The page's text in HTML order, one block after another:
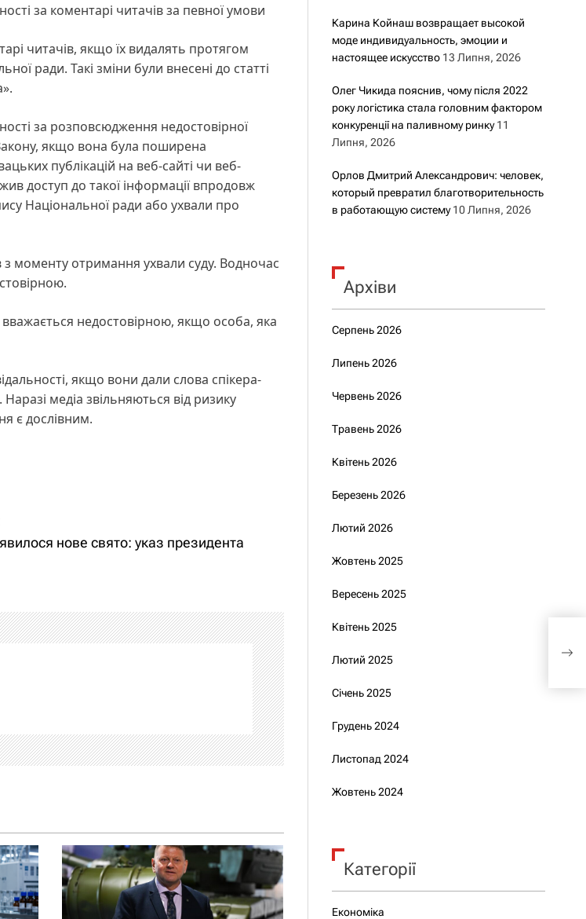
за коментарі читачів за певної умови
читачів, якщо їх видалять протягом
ради. Такі зміни були внесені до статті
за розповсюдження недостовірної
якщо вона була поширена
публікацій на веб-сайті чи веб-
доступ до такої інформації впродовж
Національної ради або ухвали про
з моменту отримання ухвали суду. Водночас
недостовірною, якщо особа, яка
якщо вони дали слова спікера-
медіа звільняються від ризику
є дослівним.
нове свято: указ президента
Карина Койнаш возвращает высокой
моде индивидуальность, эмоции и
настоящее искусство 13 Липня, 2026
Олег Чикида пояснив, чому після 2022
року логістика стала головним фактором
конкуренції на паливному ринку 11
Липня, 2026
Орлов Дмитрий Александрович: человек,
который превратил благотворительность
в работающую систему 10 Липня, 2026
Архіви
Серпень 2026
Липень 2026
Червень 2026
Травень 2026
Квітень 2026
Березень 2026
Лютий 2026
Жовтень 2025
Вересень 2025
Квітень 2025
Лютий 2025
Січень 2025
Грудень 2024
Листопад 2024
Жовтень 2024
Категорії
Економіка